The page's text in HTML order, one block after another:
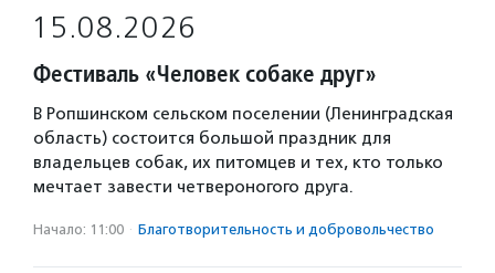
15.08.2026
Фестиваль «Человек собаке друг»
В Ропшинском сельском поселении (Ленинградская
область) состоится большой праздник для
владельцев собак, их питомцев и тех, кто только
мечтает завести четвероногого друга.
Начало: 11:00 · Благотвори­тель­ность и доброволь­чест­во